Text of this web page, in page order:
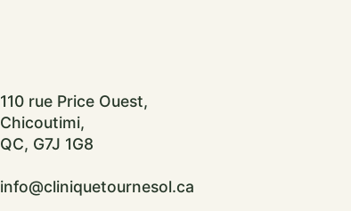
110 rue Price Ouest,
Chicoutimi,
QC, G7J 1G8
info@cliniquetournesol.ca